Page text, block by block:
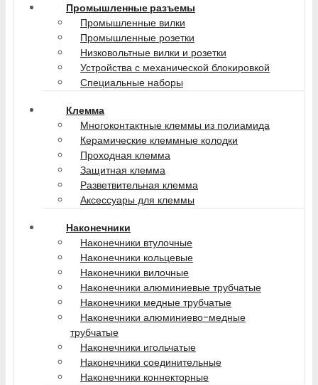
Промышленные разъемы
Промышленные вилки
Промышленные розетки
Низковольтные вилки и розетки
Устройства с механической блокировкой
Специальные наборы
Клемма
Многоконтактные клеммы из полиамида
Керамические клеммные колодки
Проходная клемма
Защитная клемма
Разветвительная клемма
Аксессуары для клеммы
Наконечники
Наконечники втулочные
Наконечники кольцевые
Наконечники вилочные
Наконечники алюминиевые трубчатые
Наконечники медные трубчатые
Наконечники алюминиево-медные
трубчатые
Наконечники игольчатые
Наконечники соединительные
Наконечники коннекторные